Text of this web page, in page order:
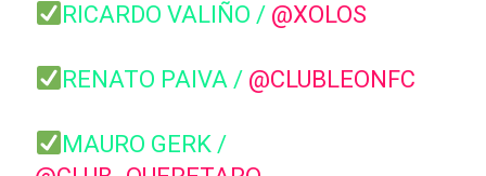
RICARDO VALIÑO / @XOLOS
RENATO PAIVA / @CLUBLEONFC
MAURO GERK /